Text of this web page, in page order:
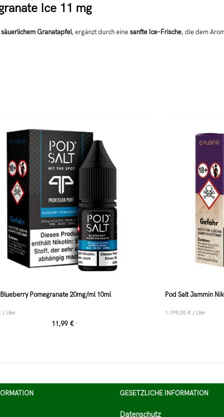
Ice 11 mg
Granatapfel, ergänzt durch einesanfte Ice-Frische, die dem
Blueberry Pomegranate 20mg/ml 10ml
/ Liter
11,99 € *
Pod Salt Jammin
1.199,00 € / Liter
GESETZLICHE INFORMATION
Datenschutz